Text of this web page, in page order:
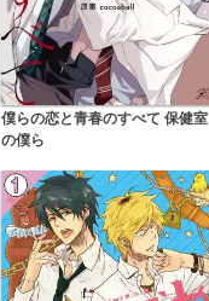
僕らの恋と青春のすべて 保健室
の僕ら